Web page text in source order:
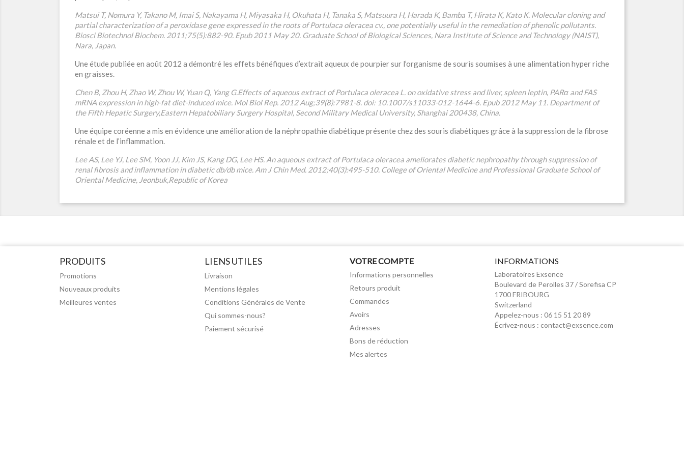
Matsui T, Nomura Y, Takano M, Imai S, Nakayama H, Miyasaka H, Okuhata H, Tanaka S, Matsuura H, Harada K, Bamba T, Hirata K, Kato K. Molecular cloning and
partial characterization of a peroxidase gene expressed in the roots of Portulaca oleracea cv., one potentially useful in the remediation of phenolic pollutants.
Biosci Biotechnol Biochem. 2011;75(5):882-90. Epub 2011 May 20. Graduate School of Biological Sciences, Nara Institute of Science and Technology (NAIST),
Nara, Japan.
Une étude publiée en août 2012 a démontré les effets bénéfiques d’extrait aqueux de pourpier sur l’organisme de souris soumises à une alimentation hyper riche
en graisses.
Chen B, Zhou H, Zhao W, Zhou W, Yuan Q, Yang G.Effects of aqueous extract of Portulaca oleracea L. on oxidative stress and liver, spleen leptin, PARα and FAS
mRNA expression in high-fat diet-induced mice. Mol Biol Rep. 2012 Aug;39(8):7981-8. doi: 10.1007/s11033-012-1644-6. Epub 2012 May 11. Department of
the Fifth Hepatic Surgery,Eastern Hepatobiliary Surgery Hospital, Second Military Medical University, Shanghai 200438, China.
Une équipe coréenne a mis en évidence une amélioration de la néphropathie diabétique présente chez des souris diabétiques grâce à la suppression de la fibrose
rénale et de l’inflammation.
Lee AS, Lee YJ, Lee SM, Yoon JJ, Kim JS, Kang DG, Lee HS. An aqueous extract of Portulaca oleracea ameliorates diabetic nephropathy through suppression of
renal fibrosis and inflammation in diabetic db/db mice. Am J Chin Med. 2012;40(3):495-510. College of Oriental Medicine and Professional Graduate School of
Oriental Medicine, Jeonbuk,Republic of Korea
PRODUITS
Promotions
Nouveaux produits
Meilleures ventes
LIENS UTILES
Livraison
Mentions légales
Conditions Générales de Vente
Qui sommes-nous?
Paiement sécurisé
VOTRE COMPTE
Informations personnelles
Retours produit
Commandes
Avoirs
Adresses
Bons de réduction
Mes alertes
INFORMATIONS
Laboratoires Exsence
Boulevard de Perolles 37 / Sorefisa CP
1700 FRIBOURG
Switzerland
Appelez-nous : 06 15 51 20 89
Écrivez-nous : contact@exsence.com